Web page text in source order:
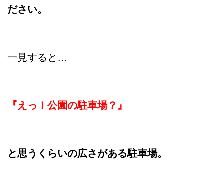
ださい。
一見すると…
『えっ！公園の駐車場？』
と思うくらいの広さがある駐車場。